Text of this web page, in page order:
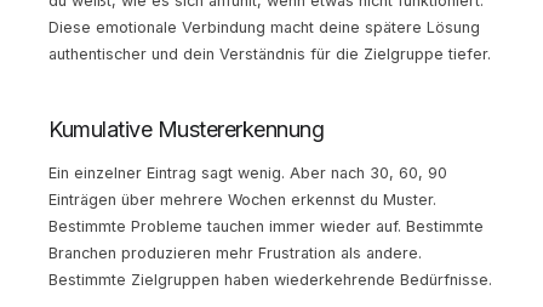
Diese emotionale Verbindung macht deine spätere Lösung
authentischer und dein Verständnis für die Zielgruppe tiefer.
Kumulative Mustererkennung
Ein einzelner Eintrag sagt wenig. Aber nach 30, 60, 90
Einträgen über mehrere Wochen erkennst du Muster.
Bestimmte Probleme tauchen immer wieder auf. Bestimmte
Branchen produzieren mehr Frustration als andere.
Bestimmte Zielgruppen haben wiederkehrende Bedürfnisse.